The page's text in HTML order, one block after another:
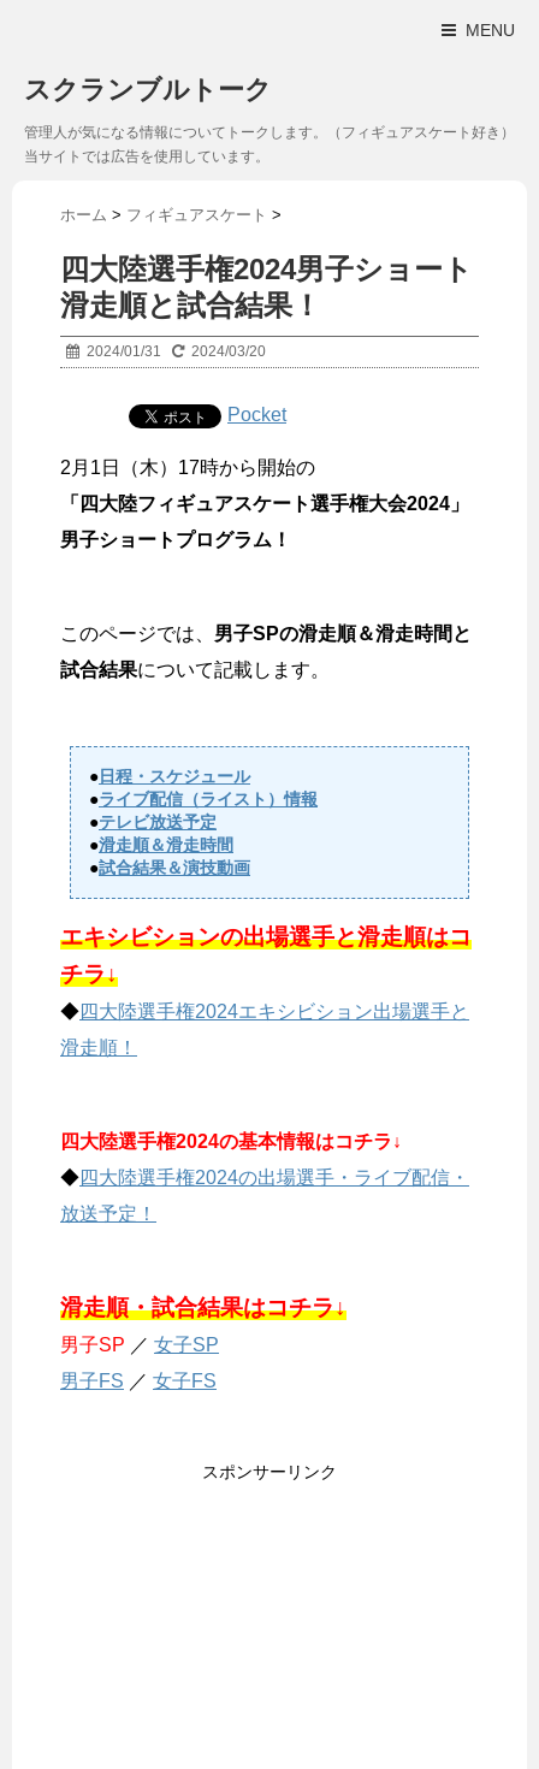
MENU
スクランブルトーク
管理人が気になる情報についてトークします。（フィギュアスケート好き）
当サイトでは広告を使用しています。
ホーム > フィギュアスケート >
四大陸選手権2024男子ショート
滑走順と試合結果！
2024/01/31 2024/03/20
Pocket
2月1日（木）17時から開始の
「四大陸フィギュアスケート選手権大会2024」
男子ショートプログラム！
このページでは、 男子SPの滑走順＆滑走時間と
試合結果について記載します。
●日程・スケジュール
●ライブ配信（ライスト）情報
●テレビ放送予定
●滑走順＆滑走時間
●試合結果＆演技動画
エキシビションの出場選手と滑走順はコ
チラ↓
◆四大陸選手権2024エキシビション出場選手と
滑走順！
四大陸選手権2024の基本情報はコチラ↓
◆四大陸選手権2024の出場選手・ライブ配信・
放送予定！
滑走順・試合結果はコチラ↓
男子SP ／ 女子SP
男子FS ／ 女子FS
スポンサーリンク